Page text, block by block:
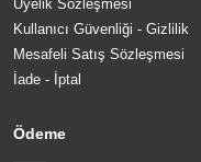
Üyelik Sözleşmesi
Kullanıcı Güvenliği - Gizlilik
Mesafeli Satış Sözleşmesi
İade - İptal
Ödeme